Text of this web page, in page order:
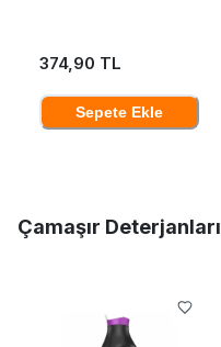
374,90 TL
Sepete Ekle
Çamaşır Deterjanları